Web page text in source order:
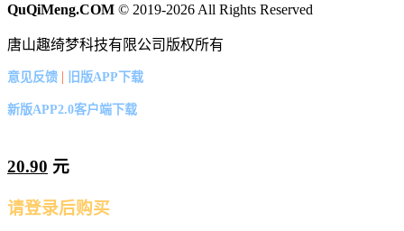
QuQiMeng.COM © 2019-2026 All Rights Reserved
唐山趣绮梦科技有限公司版权所有
意见反馈 | 旧版APP下载
新版APP2.0客户端下载
20.90 元
请登录后购买